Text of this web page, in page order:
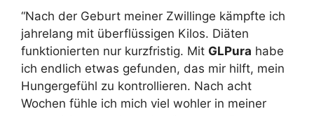
“Nach der Geburt meiner Zwillinge kämpfte ich
jahrelang mit überflüssigen Kilos. Diäten
funktionierten nur kurzfristig. Mit GLPura habe
ich endlich etwas gefunden, das mir hilft, mein
Hungergefühl zu kontrollieren. Nach acht
Wochen fühle ich mich viel wohler in meiner